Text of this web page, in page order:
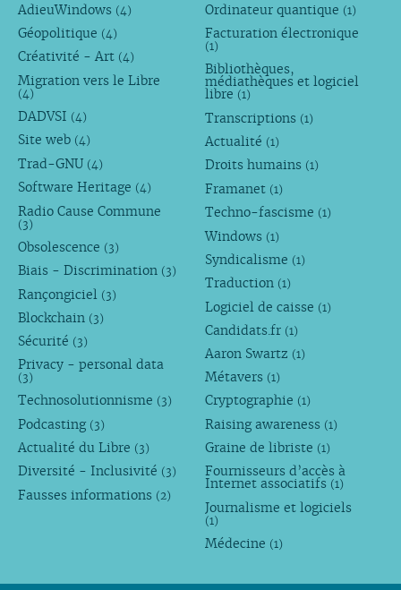
AdieuWindows (4)
Géopolitique (4)
Créativité - Art (4)
Migration vers le Libre
(4)
DADVSI (4)
Site web (4)
Trad-GNU (4)
Software Heritage (4)
Radio Cause Commune
(3)
Obsolescence (3)
Biais - Discrimination (3)
Rançongiciel (3)
Blockchain (3)
Sécurité (3)
Privacy - personal data
(3)
Technosolutionnisme (3)
Podcasting (3)
Actualité du Libre (3)
Diversité - Inclusivité (3)
Fausses informations (2)
Ordinateur quantique (1)
Facturation électronique
(1)
Bibliothèques,
médiathèques et logiciel
libre (1)
Transcriptions (1)
Actualité (1)
Droits humains (1)
Framanet (1)
Techno-fascisme (1)
Windows (1)
Syndicalisme (1)
Traduction (1)
Logiciel de caisse (1)
Candidats.fr (1)
Aaron Swartz (1)
Métavers (1)
Cryptographie (1)
Raising awareness (1)
Graine de libriste (1)
Fournisseurs d’accès à
Internet associatifs (1)
Journalisme et logiciels
(1)
Médecine (1)